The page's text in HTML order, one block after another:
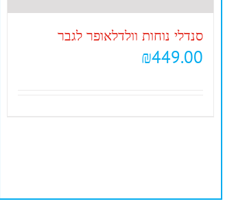
סנדלי נוחות וולדלאופר לגבר
₪449.00